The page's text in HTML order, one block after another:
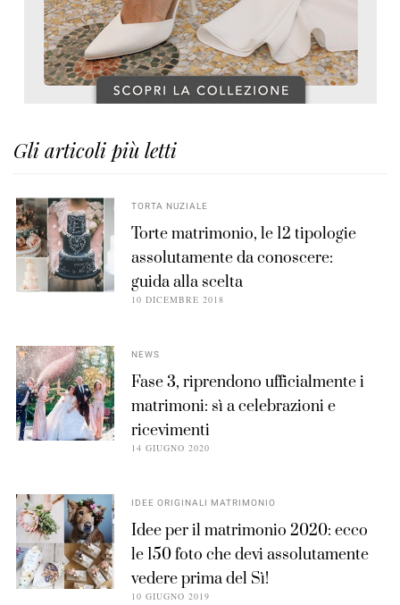
Gli articoli più letti
TORTA NUZIALE
Torte matrimonio, le 12 tipologie
assolutamente da conoscere:
guida alla scelta
10 DICEMBRE 2018
NEWS
Fase 3, riprendono ufficialmente i
matrimoni: sì a celebrazioni e
ricevimenti
14 GIUGNO 2020
IDEE ORIGINALI MATRIMONIO
Idee per il matrimonio 2020: ecco
le 150 foto che devi assolutamente
vedere prima del Sì!
10 GIUGNO 2019